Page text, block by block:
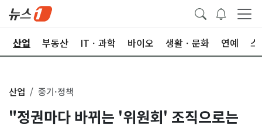
산업 부동산 ITㆍ과학 바이오 생활ㆍ문화 연예 스
산업 중기·정책
"정권마다 바뀌는 '위원회' 조직으로는